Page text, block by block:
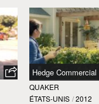
Hedge Commercial
QUAKER
ÉTATS-UNIS / 2012